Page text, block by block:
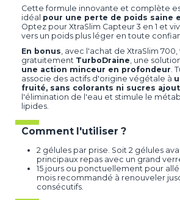
Cette formule innovante et complète
idéal pour une perte de poids saine
Optez pour XtraSlim Capteur 3 en 1 et
vers un poids plus léger en toute
En bonus , avec l'achat de XtraSlim
gratuitement TurboDraine , une
une action minceur en profondeur .
associe des actifs d'origine végétale à
fruité, sans colorants ni sucres
l'élimination de l'eau et stimule le
lipides.
Comment l'utiliser ?
2 gélules par prise. Soit 2 gélules
principaux repas avec un grand
15 jours ou ponctuellement pour
mois recommandé à renouveler
consécutifs.